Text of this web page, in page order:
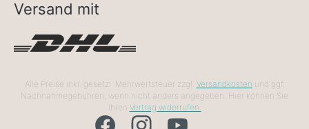
Versand mit
Alle Preise inkl. gesetzl. Mehrwertsteuer zzgl. Versandkosten und ggf.
Nachnahmegebühren, wenn nicht anders angegeben. Hier können Sie
Ihren Vertrag widerrufen.